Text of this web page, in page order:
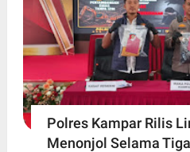
Polres Kampar Rilis
Menonjol Selama